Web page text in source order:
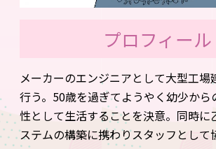
プロフィール
メーカーのエンジニアとして大型工場
行う。50歳を過ぎてようやく幼少から
性として生活することを決意。同時に
ステムの構築に携わりスタッフとして